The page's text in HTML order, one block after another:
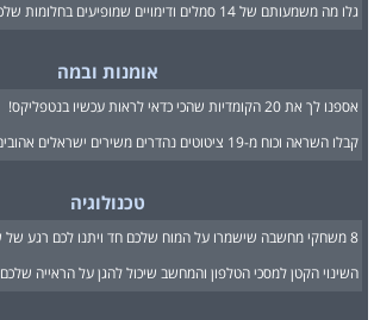
גלו מה משמעותם של 14 סמלים ודימויים שמופיעים בחלומות שלכם
אומנות ובמה
אספנו לך את 20 הקומדיות שהכי כדאי לראות עכשיו בנטפליקס!
קבלו השראה וכוח מ-19 ציטוטים נהדרים משירים ישראלים אהובים
טכנולוגיה
8 משחקי מחשבה שישמרו על המוח שלכם חד ויתנו לכם רגע של שקט
השינוי הקטן למסכי הטלפון והמחשב שיכול להגן על הראייה שלכם